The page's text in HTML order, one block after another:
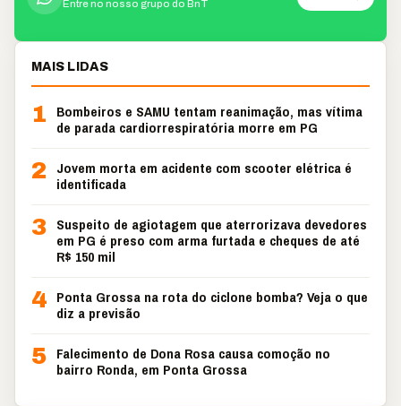
Entre no nosso grupo do BnT
MAIS LIDAS
1
Bombeiros e SAMU tentam reanimação, mas vítima
de parada cardiorrespiratória morre em PG
2
Jovem morta em acidente com scooter elétrica é
identificada
3 Suspeito de agiotagem que aterrorizava devedores
em PG é preso com arma furtada e cheques de até
R$ 150 mil
4 Ponta Grossa na rota do ciclone bomba? Veja o que
diz a previsão
5 Falecimento de Dona Rosa causa comoção no
bairro Ronda, em Ponta Grossa